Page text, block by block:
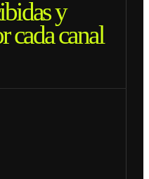
y
cada canal